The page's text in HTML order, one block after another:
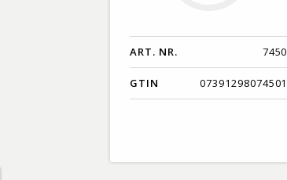
ART. NR. 7450
GTIN 07391298074501